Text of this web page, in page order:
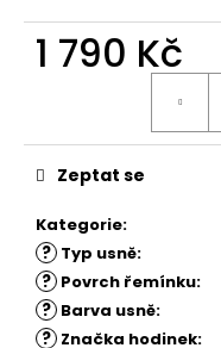
1 790 Kč
Kategorie:
? Typ usně:
? Povrch řemínku:
? Barva usně:
? Značka hodinek:
Zeptat se
m